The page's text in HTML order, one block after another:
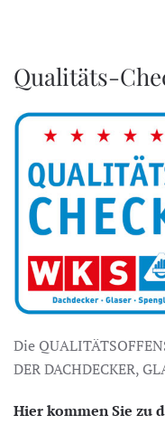
Qualitäts-
Die
DER DACHDECKER,
Hier kommen Sie zu